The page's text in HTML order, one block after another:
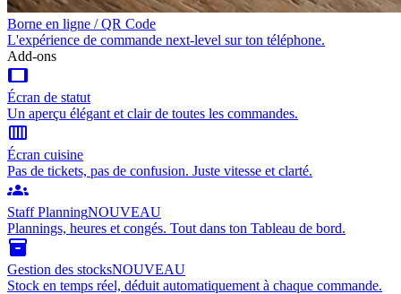
Borne en ligne / QR Code
L'expérience de commande next-level sur ton téléphone.
Add-ons
tablet
Écran de statut
Un aperçu élégant et clair de toutes les commandes.
calendar_view_week
Écran cuisine
Pas de tickets, pas de confusion. Juste vitesse et clarté.
groups
Staff PlanningNOUVEAU
Plannings, heures et congés. Tout dans ton Tableau de bord.
inventory_2
Gestion des stocksNOUVEAU
Stock en temps réel, déduit automatiquement à chaque commande.